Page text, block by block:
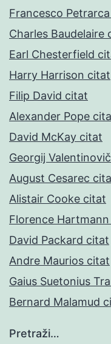
Francesco
Charles Baudelaire
Earl Chesterfield
Harry Harrison citat
Filip David citat
Alexander Pope
David McKay citat
Georgij
August Cesarec
Alistair Cooke citat
Florence
David Packard citat
Andre Maurios citat
Gaius Suetonius
Bernard Malamud
Pretraži…